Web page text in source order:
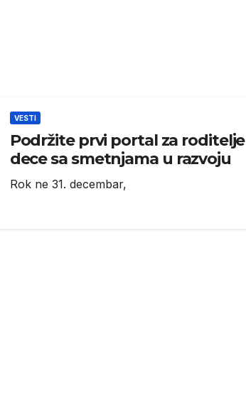
VESTI
Podržite prvi portal za roditelje
dece sa smetnjama u razvoju
Rok ne 31. decembar,